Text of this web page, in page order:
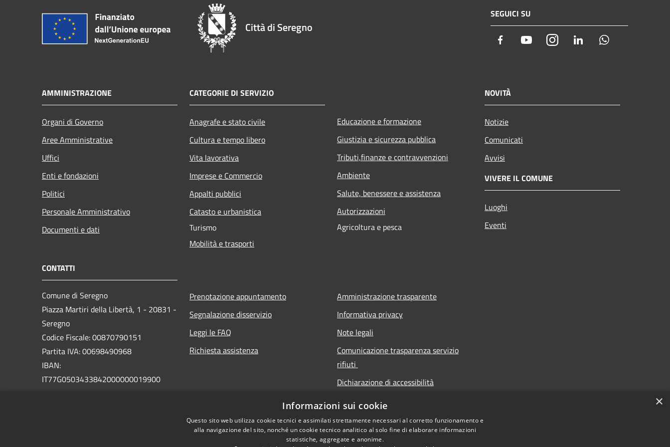
Città di Seregno
SEGUICI SU
Facebook YoutubeInstagramLinkedIn
AMMINISTRAZIONE
Organi di Governo
Aree Amministrative
Uffici
Enti e fondazioni
Politici
Personale Amministrativo
Documenti e dati
CATEGORIE DI SERVIZIO
Anagrafe e stato civile
Cultura e tempo libero
Vita lavorativa
Imprese e Commercio
Appalti pubblici
Catasto e urbanistica
Turismo
Mobilità e trasporti
Educazione e formazione
Giustizia e sicurezza pubblica
Tributi,finanze e contravvenzioni
Ambiente
Salute, benessere e assistenza
Autorizzazioni
Agricoltura e pesca
NOVITÀ
Notizie
Comunicati
Avvisi
VIVERE IL COMUNE
Luoghi
Eventi
CONTATTI
Comune di Seregno
Piazza Martiri della Libertà, 1 - 20831 -
Seregno
Codice Fiscale: 00870790151
Partita IVA: 00698490968
IBAN:
IT77G0503433842000000019900
Prenotazione appuntamento
Segnalazione disservizio
Leggi le FAQ
Richiesta assistenza
Amministrazione trasparente
Informativa privacy
Note legali
Comunicazione trasparenza servizio
rifiuti
Dichiarazione di accessibilità
×
Informazioni sui cookie
Questo sito web utilizza cookie tecnici e assimilati strettamente necessari al corretto funzionamento e
alla navigazione del sito, nonché un cookie tecnico analitico al solo fine di elaborare informazioni
statistiche, aggregate e anonime.